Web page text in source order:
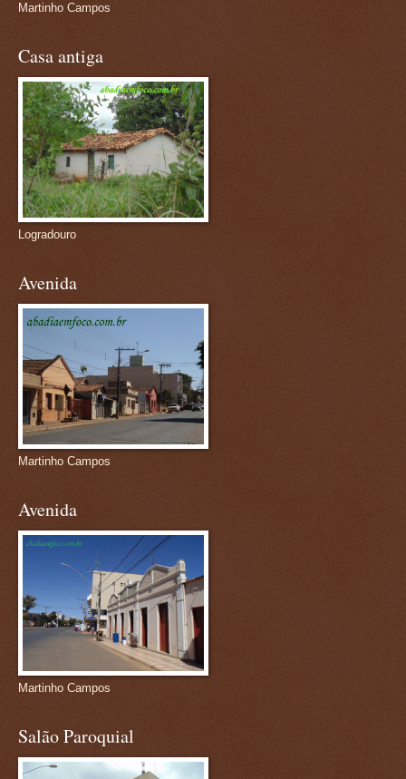
Martinho Campos
Casa antiga
Logradouro
Avenida
Martinho Campos
Avenida
Martinho Campos
Salão Paroquial